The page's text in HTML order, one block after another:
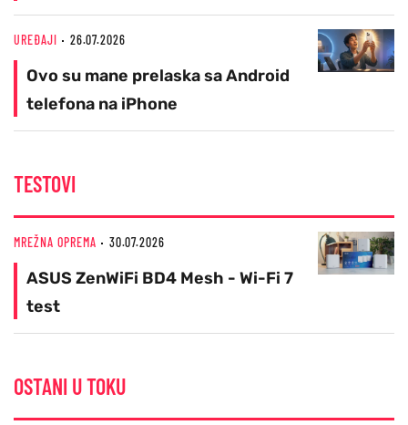
UREĐAJI 26.07.2026
Ovo su mane prelaska sa Android
telefona na iPhone
TESTOVI
MREŽNA OPREMA 30.07.2026
ASUS ZenWiFi BD4 Mesh - Wi-Fi 7
test
OSTANI U TOKU